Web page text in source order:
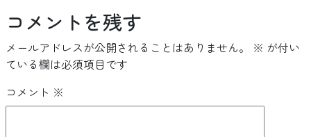
コメントを残す
メールアドレスが公開されることはありません。 ※ が付い
ている欄は必須項目です
コメント ※